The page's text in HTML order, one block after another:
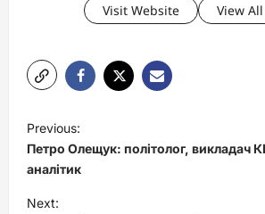
Visit Website View
o
s
t
Previous:
Петро Олещук: політолог, викладач
аналітик
Next: